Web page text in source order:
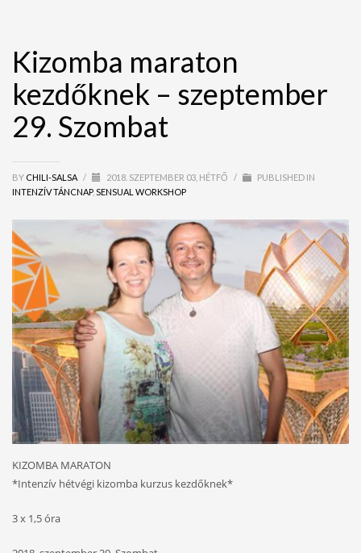
Kizomba maraton
kezdőknek – szeptember
29. Szombat
BY CHILI-SALSA / 2018. SZEPTEMBER 03, HÉTFŐ /
PUBLISHED IN
INTENZÍV TÁNCNAP, SENSUAL WORKSHOP
KIZOMBA MARATON
*Intenzív hétvégi kizomba kurzus kezdőknek*
3 x 1,5 óra